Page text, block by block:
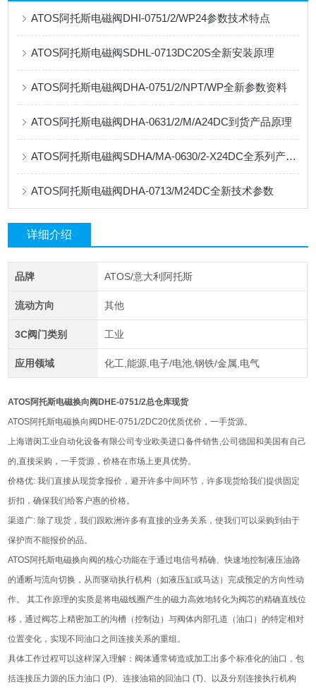
ATOS阿托斯电磁阀DHI-0751/2/WP24参数技术特点
ATOS阿托斯电磁阀SDHL-0713DC20S全新安装原理
ATOS阿托斯电磁阀DHA-0751/2/NPT/WP全新参数资料
ATOS阿托斯电磁阀DHA-0631/2/M/A24DC到货产品原理
ATOS阿托斯电磁阀SDHA/MA-0630/2-X24DC全系列产品资料
ATOS阿托斯电磁阀DHA-0713/M24DC全新技术参数
详细介绍
品牌 ATOS/意大利阿托斯
流动方向 其他
3C阀门类别 工业
应用领域 化工,能源,电子/电池,钢铁/金属,电气
ATOS阿托斯电磁换向阀DHE-0751/2总仓库现货
ATOS阿托斯电磁换向阀DHE-0751/2DC20优质优价，一手货源。
上海谱闵工业自动化设备有限公司专业欧美进口备件销售,公司德国和美国有自己
的,直接采购，一手货源，价格在市场上更具优势。
价格优: 我们直接从现货拿报价，避开许多中间环节，许多现货给我们提供固定
折扣，确保我们给客户惠的价格。
渠道广: 除了现货，我们跟欧洲许多有直接的业务关系，使我们可以采购到由于
保护而不能报价的品。
ATOS阿托斯电磁换向阀的核心功能在于通过电信号精确、快速地控制液压油路
的通断与流向切换，从而驱动执行机构（如液压缸或马达）完成预定的方向性动
作。 其工作原理的实质是将电磁线圈产生的磁力高效地转化为阀芯的精确直线位
移，通过阀芯上精密加工的沟槽（控制边）与阀体内部孔道（油口）的特定相对
位置变化，实现不同油口之间连接关系的重组。
具体工作过程可以这样深入理解：阀体通常铸造或加工出多个标准化的油口，包
括连接压力源的压力油口 (P)、连接油箱的回油口 (T)、以及分别连接执行机构